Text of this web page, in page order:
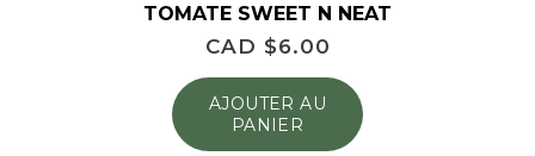
TOMATE SWEET N NEAT
CAD $6.00
AJOUTER AU
PANIER